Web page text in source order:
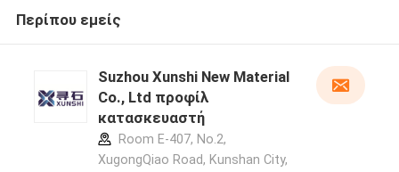
Περίπου εμείς
Suzhou Xunshi New Material
Co., Ltd προφίλ
κατασκευαστή
Room E-407, No.2,
XugongQiao Road, Kunshan City,